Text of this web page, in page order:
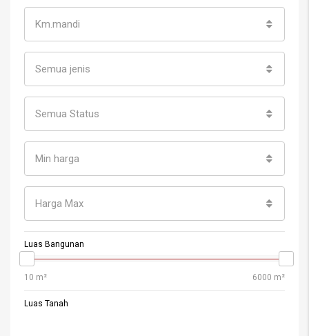
Km.mandi
Semua jenis
Semua Status
Min harga
Harga Max
Luas Bangunan
Luas Tanah